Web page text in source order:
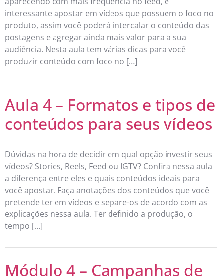
interessante apostar em vídeos que possuem o foco no
produto, assim você poderá intercalar o conteúdo das
postagens e agregar ainda mais valor para a sua
audiência. Nesta aula tem várias dicas para você
produzir conteúdo com foco no […]
Aula 4 – Formatos e tipos de
conteúdos para seus vídeos
Dúvidas na hora de decidir em qual opção investir seus
vídeos? Stories, Reels, Feed ou IGTV? Confira nessa aula
a diferença entre eles e quais conteúdos ideais para
você apostar. Faça anotações dos conteúdos que você
pretende ter em vídeos e separe-os de acordo com as
explicações nessa aula. Ter definido a produção, o
tempo […]
Módulo 4 – Campanhas de